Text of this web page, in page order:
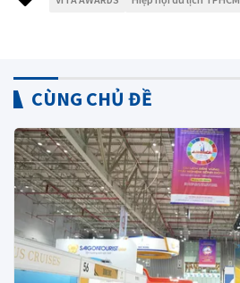
CÙNG CHỦ ĐỀ